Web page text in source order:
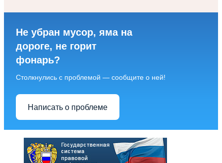
Не убран мусор, яма на
дороге, не горит
фонарь?
Столкнулись с проблемой — сообщите о ней!
Написать о проблеме